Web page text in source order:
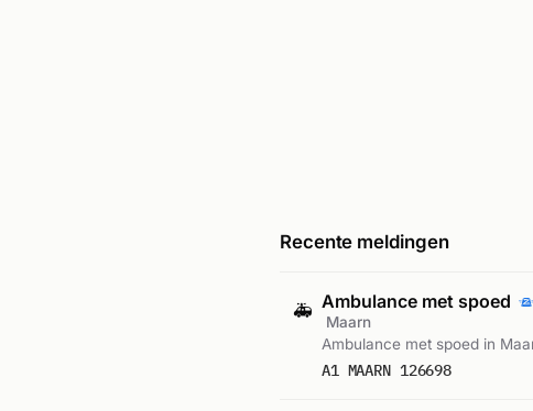
Recente meldingen
🚑 Ambulance met spoed
Maarn
Ambulance met spoed in
A1 MAARN 126698